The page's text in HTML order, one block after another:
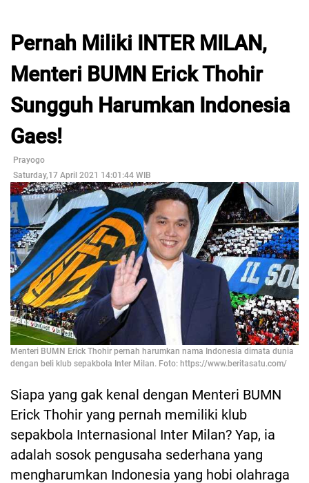
Pernah Miliki INTER MILAN,
Menteri BUMN Erick Thohir
Sungguh Harumkan Indonesia
Gaes!
Prayogo
Saturday,17 April 2021 14:01:44 WIB
Menteri BUMN Erick Thohir pernah harumkan nama Indonesia dimata dunia
dengan beli klub sepakbola Inter Milan. Foto: https://www.beritasatu.com/
Siapa yang gak kenal dengan Menteri BUMN
Erick Thohir yang pernah memiliki klub
sepakbola Internasional Inter Milan? Yap, ia
adalah sosok pengusaha sederhana yang
mengharumkan Indonesia yang hobi olahraga